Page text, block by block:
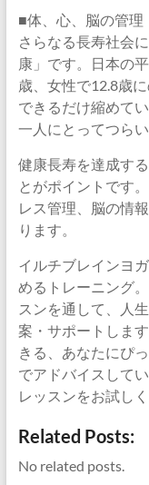
■体、心、脳の管理
さらなる長寿社会
康」です。日本の
歳、女性で12.8歳
できるだけ縮めて
一人にとってつら
健康長寿を達成す
とがポイントです
レス管理、脳の情
ります。
イルチブレインヨ
めるトレーニング
スンを通して、人
案・サポートしま
きる、あなたにぴ
でアドバイスして
レッスンをお試しく
Related Posts:
No related posts.